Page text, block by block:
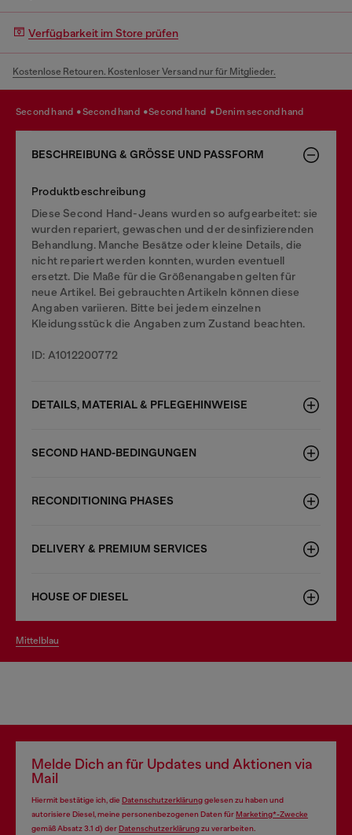
Verfügbarkeit im Store prüfen
Kostenlose Retouren. Kostenloser Versand nur für Mitglieder.
second hand second hand second hand denim second hand
BESCHREIBUNG & GRÖSSE UND PASSFORM
Produktbeschreibung
Diese Second Hand-Jeans wurden so aufgearbeitet: sie
wurden repariert, gewaschen und der desinfizierenden
Behandlung. Manche Besätze oder kleine Details, die
nicht repariert werden konnten, wurden eventuell
ersetzt. Die Maße für die Größenangaben gelten für
neue Artikel. Bei gebrauchten Artikeln können diese
Angaben variieren. Bitte bei jedem einzelnen
Kleidungsstück die Angaben zum Zustand beachten.
ID: A1012200772
DETAILS, MATERIAL & PFLEGEHINWEISE
SECOND HAND-BEDINGUNGEN
RECONDITIONING PHASES
DELIVERY & PREMIUM SERVICES
HOUSE OF DIESEL
mittelblau
Melde Dich an für Updates und Aktionen via
Mail
Hiermit bestätige ich, die Datenschutzerklärunggelesen zu haben und
autorisiere Diesel, meine personenbezogenen Daten fürMarketing*-Zwecke
gemäß Absatz 3.1 d) derDatenschutzerklärungzu verarbeiten.